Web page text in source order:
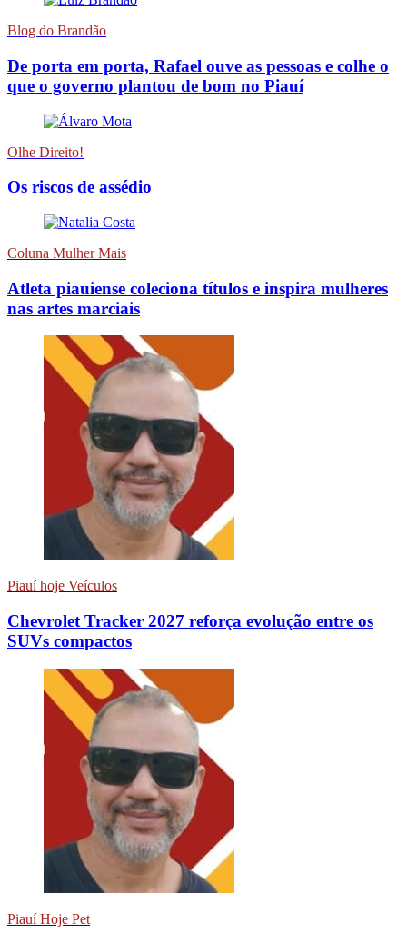
Blog do Brandão
De porta em porta, Rafael ouve as pessoas e colhe o
que o governo plantou de bom no Piauí
Olhe Direito!
Os riscos de assédio
Coluna Mulher Mais
Atleta piauiense coleciona títulos e inspira mulheres
nas artes marciais
Piauí hoje Veículos
Chevrolet Tracker 2027 reforça evolução entre os
SUVs compactos
Piauí Hoje Pet